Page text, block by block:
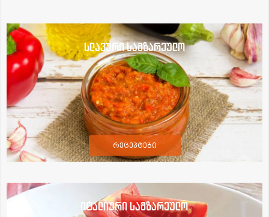
სლავური სამზარეულო
რეცეპტები
იტალიური სამზარეულო